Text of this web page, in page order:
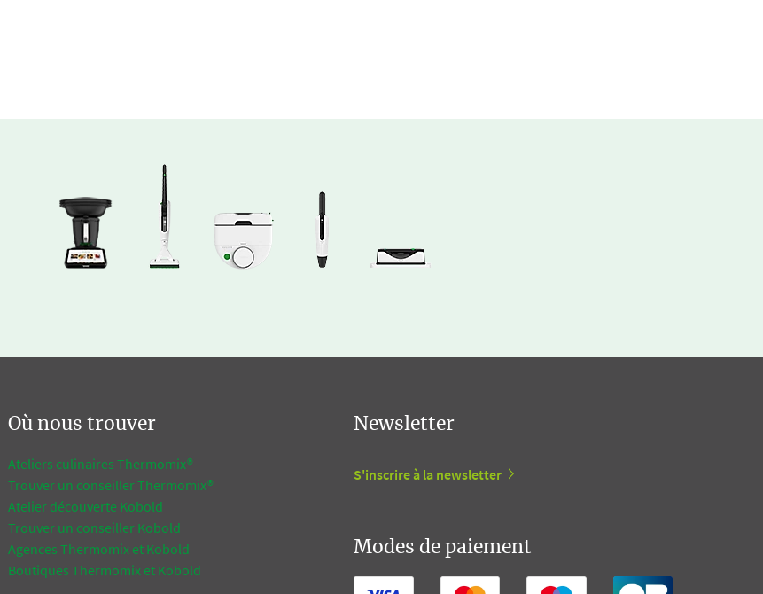
Où nous trouver
Ateliers culinaires Thermomix®
Trouver un conseiller Thermomix®
Atelier découverte Kobold
Trouver un conseiller Kobold
Agences Thermomix et Kobold
Boutiques Thermomix et Kobold
Newsletter
S'inscrire à la newsletter
Modes de paiement